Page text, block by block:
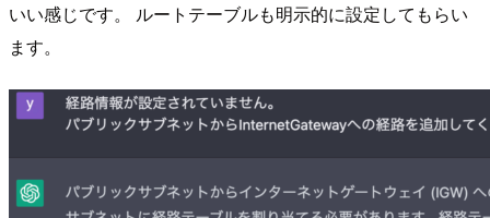
いい感じです。 ルートテーブルも明示的に設定してもらい
ます。